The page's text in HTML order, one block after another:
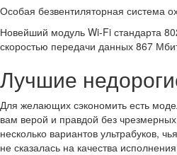
Особая безвентиляторная система
Новейший модуль Wi-Fi стандарта
скоростью передачи данных 867
Лучшие
Для желающих сэкономить есть
вам верой и правдой без
несколько вариантов ультрабуков,
не сказалась на качества